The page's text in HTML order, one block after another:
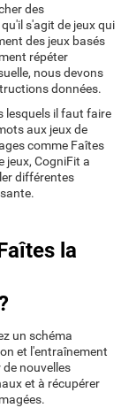
des
s'agit de jeux qui
des jeux basés
répéter
nous devons
données.
lesquels il faut faire
aux jeux de
comme Faîtes
jeux, CogniFit a
différentes
la
un schéma
et l'entraînement
nouvelles
et à récupérer